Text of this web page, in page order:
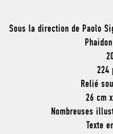
Sous la direction de Paolo
224
Relié
26 cm
Nombreuses
Texte